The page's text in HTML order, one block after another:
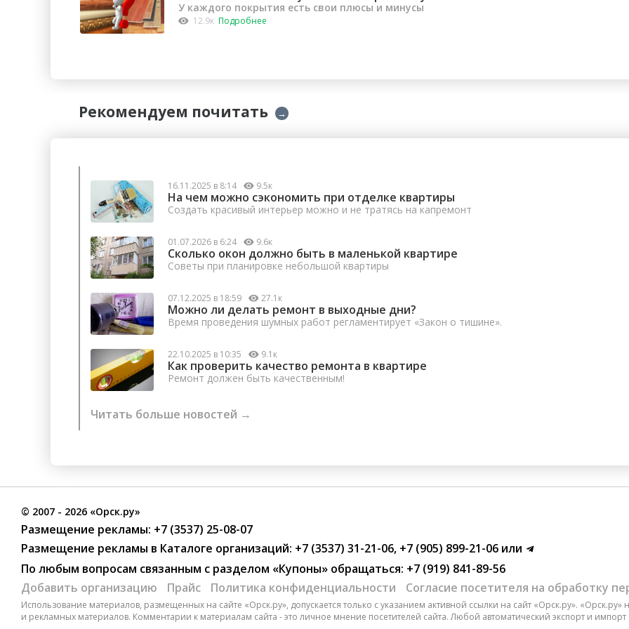
У каждого покрытия есть свои плюсы и минусы
12.9к Подробнее
Рекомендуем почитать →
16.11.2025 в 8:14 9.5к
На чем можно сэкономить при отделке квартиры
Создать красивый интерьер можно и не тратясь на капремонт
01.07.2026 в 6:24 9.6к
Сколько окон должно быть в маленькой квартире
Советы при планировке небольшой квартиры
07.12.2025 в 18:59 27.1к
Можно ли делать ремонт в выходные дни?
Время проведения шумных работ регламентирует «Закон о тишине».
22.10.2025 в 10:35 9.1к
Как проверить качество ремонта в квартире
Ремонт должен быть качественным!
Читать больше новостей →
© 2007 - 2026 «Орск.ру»
Размещение рекламы: +7 (3537) 25-08-07
Размещение рекламы в Каталоге организаций: +7 (3537) 31-21-06, +7 (905) 899-21-06 или
По любым вопросам связанным с разделом «Купоны» обращаться: +7 (919) 841-89-56
Добавить организацию
Прайс Политика конфиденциальности Согласие посетителя на обработку
Использование материалов, размещенных на сайте «Орск.ру», допускается только с указанием активной ссылки на сайт «Орск.ру».
и рекламных материалов. Комментарии к материалам сайта - это личное мнение посетителей сайта. Любой автоматический экспорт и